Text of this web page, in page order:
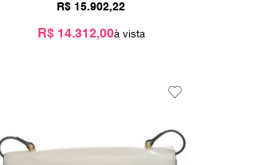
R$ 15.902,22
R$ 14.312,00